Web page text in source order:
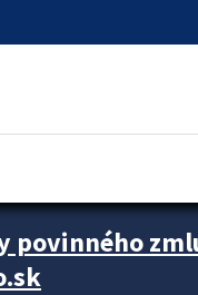
povinného